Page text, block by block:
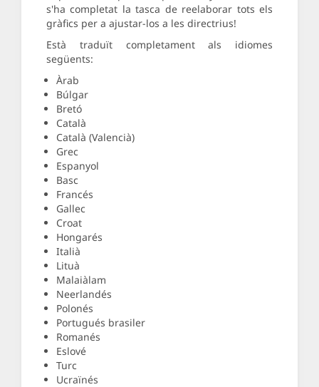
s'ha completat la tasca de reelaborar tots els
gràfics per a ajustar-los a les directrius!
Està traduït completament als idiomes
següents:
Àrab
Búlgar
Bretó
Català
Català (Valencià)
Grec
Espanyol
Basc
Francés
Gallec
Croat
Hongarés
Italià
Lituà
Malaiàlam
Neerlandés
Polonés
Portugués brasiler
Romanés
Eslové
Turc
Ucraïnés